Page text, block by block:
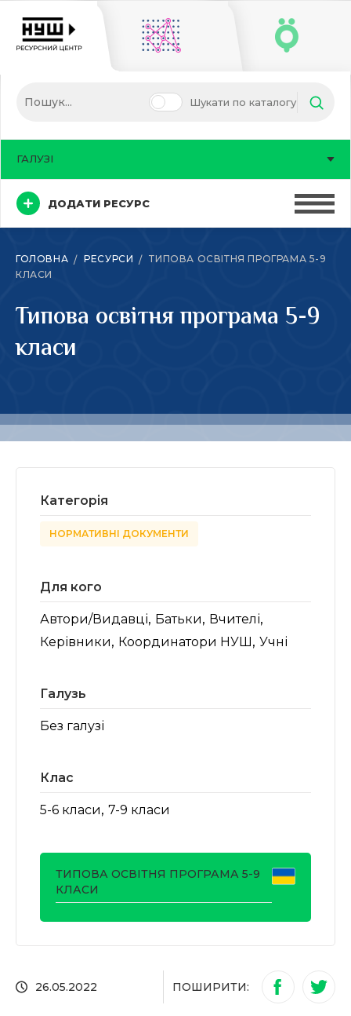
Шукати по каталогу
ДОДАТИ РЕСУРС
ГАЛУЗІ
ГОЛОВНА РЕСУРСИ
ТИПОВА ОСВІТНЯ ПРОГРАМА 5-9
КЛАСИ
Типова освітня програма 5-9
класи
26.05.2022 ПОШИРИТИ:
Категорія
НОРМАТИВНІ ДОКУМЕНТИ
Для кого
Автори/Видавці, Батьки, Вчителі,
Керівники, Координатори НУШ, Учні
Галузь
Без галузі
Клас
5-6 класи, 7-9 класи
ТИПОВА ОСВІТНЯ ПРОГРАМА 5-9
КЛАСИ